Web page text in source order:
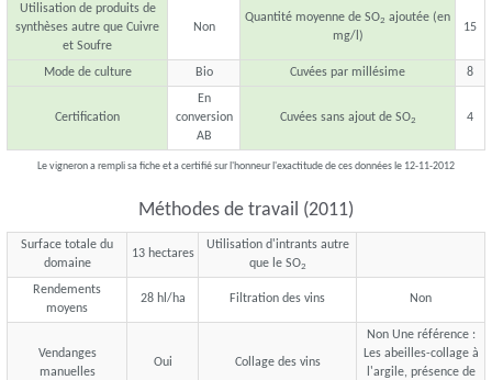
Utilisation de produits de
synthèses autre que Cuivre
et Soufre
Non
Quantité moyenne de SO2 ajoutée (en
mg/l)
15
Mode de culture Bio Cuvées par millésime 8
Certification
En
conversion
AB
Cuvées sans ajout de SO2 4
Le vigneron a rempli sa fiche et a certifié sur l'honneur l'exactitude de ces données le 12-11-2012
Méthodes de travail (2011)
Surface totale du
domaine
13 hectares
Utilisation d'intrants autre
que le SO2
Rendements
moyens
28 hl/ha Filtration des vins Non
Vendanges
manuelles
Oui Collage des vins
Non Une référence :
Les abeilles-collage à
l'argile, présence de